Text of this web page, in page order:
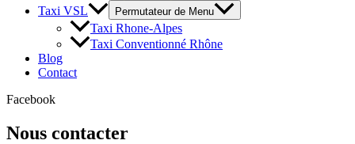
Taxi VSL
Permutateur de Menu
Taxi Rhone-Alpes
Taxi Conventionné Rhône
Blog
Contact
Facebook
Nous contacter